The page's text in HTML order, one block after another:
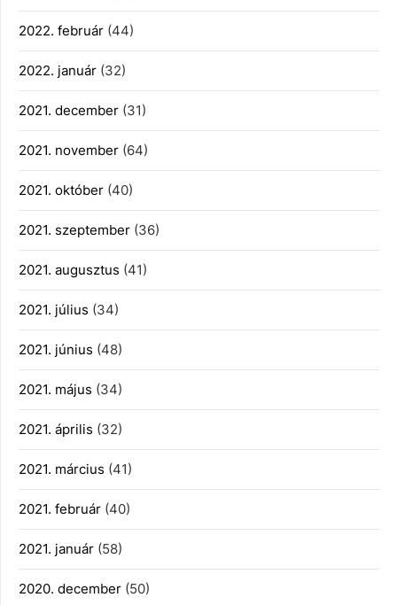
2022. február (44)
2022. január (32)
2021. december (31)
2021. november (64)
2021. október (40)
2021. szeptember (36)
2021. augusztus (41)
2021. július (34)
2021. június (48)
2021. május (34)
2021. április (32)
2021. március (41)
2021. február (40)
2021. január (58)
2020. december (50)